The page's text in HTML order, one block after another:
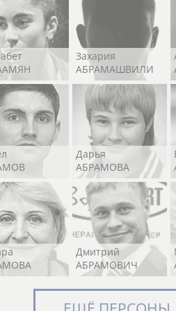
Захария
АБРАМАШВИЛИ
Дарья
АБРАМОВА
Дмитрий
АБРАМОВИЧ